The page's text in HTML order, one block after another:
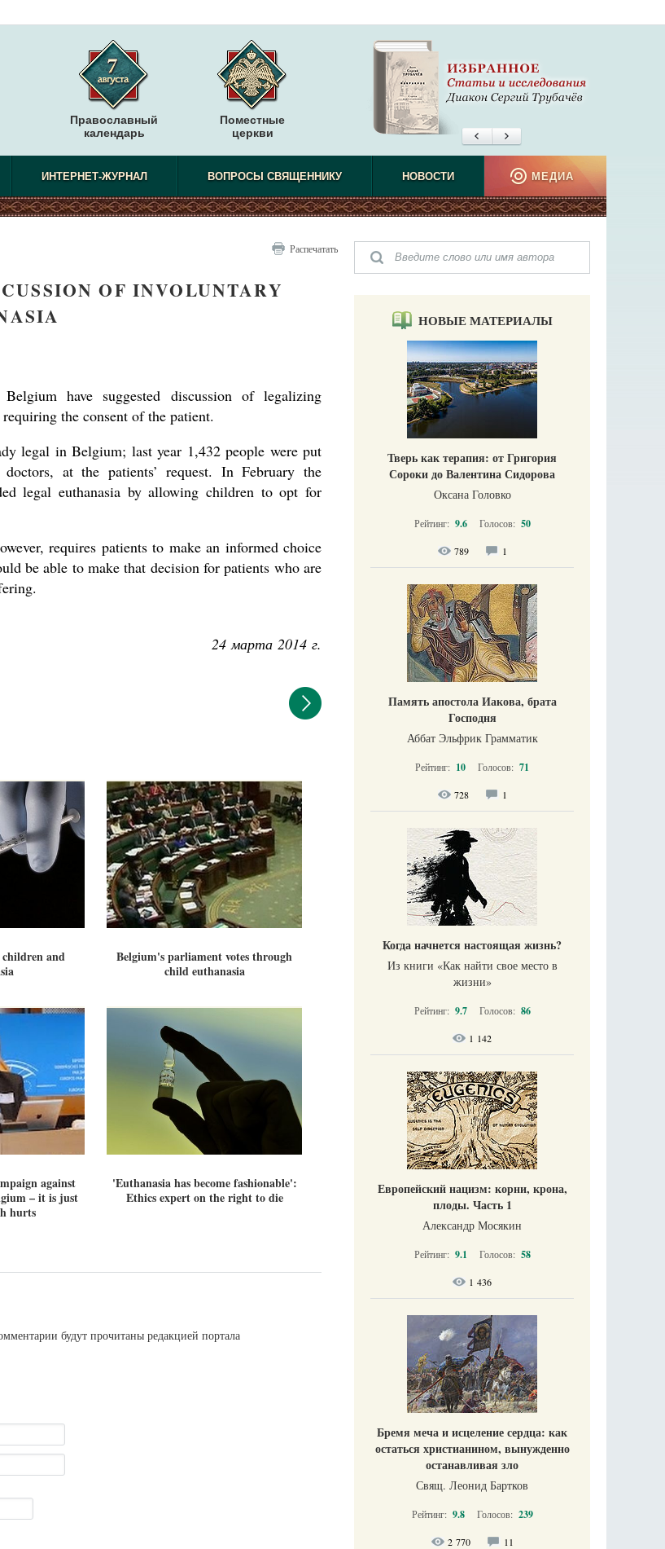
Поместные
церкви
Православный
календарь
ИНТЕРНЕТ-ЖУРНАЛ ВОПРОСЫ СВЯЩЕННИКУ НОВОСТИ МЕДИА
Распечатать
OF INVOLUNTARY
have suggested discussion of legalizing
the consent of the patient.
legal in Belgium; last year 1,432 people were put
at the patients’ request. In February the
legal euthanasia by allowing children to opt for
requires patients to make an informed choice
be able to make that decision for patients who are
24 марта 2014 г.
and
Belgium's parliament votes through
child euthanasia
against
– it is just
hurts
'Euthanasia has become fashionable':
Ethics expert on the right to die
будут прочитаны редакцией портала
НОВЫЕ МАТЕРИАЛЫ
Тверь как терапия: от Григория
Сороки до Валентина Сидорова
Оксана Головко
Рейтинг: 9.6 Голосов: 50
789 1
Память апостола Иакова, брата
Господня
Аббат Эльфрик Грамматик
Рейтинг: 10 Голосов: 71
728 1
Когда начнется настоящая жизнь?
Из книги «Как найти свое место в
жизни​»
Рейтинг: 9.7 Голосов: 86
1 142
Европейский нацизм: корни, крона,
плоды. Часть 1
Александр Мосякин
Рейтинг: 9.1 Голосов: 58
1 436
Бремя меча и исцеление сердца: как
остаться христианином, вынужденно
останавливая зло
Свящ. Леонид Бартков
Рейтинг: 9.8 Голосов: 239
2 770 11